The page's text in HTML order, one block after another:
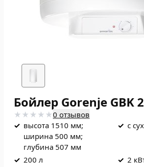
Бойлер Gorenje GBK
0 отзывов
✓ высота 1510 мм;
ширина 500 мм;
глубина 507 мм
✓ с
✓ 200 л ✓ 2